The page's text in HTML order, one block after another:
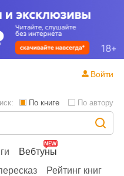
Вебтуны
Рейтинг книг
По книге По автору
Войти